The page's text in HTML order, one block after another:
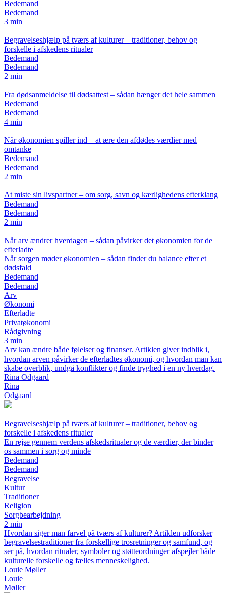
Bedemand
Bedemand
3 min
Begravelseshjælp på tværs af kulturer – traditioner, behov og
forskelle i afskedens ritualer
Bedemand
Bedemand
2 min
Fra dødsanmeldelse til dødsattest – sådan hænger det hele sammen
Bedemand
Bedemand
4 min
Når økonomien spiller ind – at ære den afdødes værdier med
omtanke
Bedemand
Bedemand
2 min
At miste sin livspartner – om sorg, savn og kærlighedens efterklang
Bedemand
Bedemand
2 min
Når arv ændrer hverdagen – sådan påvirker det økonomien for de
efterladte
Når sorgen møder økonomien – sådan finder du balance efter et
dødsfald
Bedemand
Bedemand
Arv
Økonomi
Efterladte
Privatøkonomi
Rådgivning
3 min
Arv kan ændre både følelser og finanser. Artiklen giver indblik i,
hvordan arven påvirker de efterladtes økonomi, og hvordan man kan
skabe overblik, undgå konflikter og finde tryghed i en ny hverdag.
Rina Odgaard
Rina
Odgaard
Begravelseshjælp på tværs af kulturer – traditioner, behov og
forskelle i afskedens ritualer
En rejse gennem verdens afskedsritualer og de værdier, der binder
os sammen i sorg og minde
Bedemand
Bedemand
Begravelse
Kultur
Traditioner
Religion
Sorgbearbejdning
2 min
Hvordan siger man farvel på tværs af kulturer? Artiklen udforsker
begravelsestraditioner fra forskellige trosretninger og samfund, og
ser på, hvordan ritualer, symboler og støtteordninger afspejler både
kulturelle forskelle og fælles menneskelighed.
Louie Møller
Louie
Møller